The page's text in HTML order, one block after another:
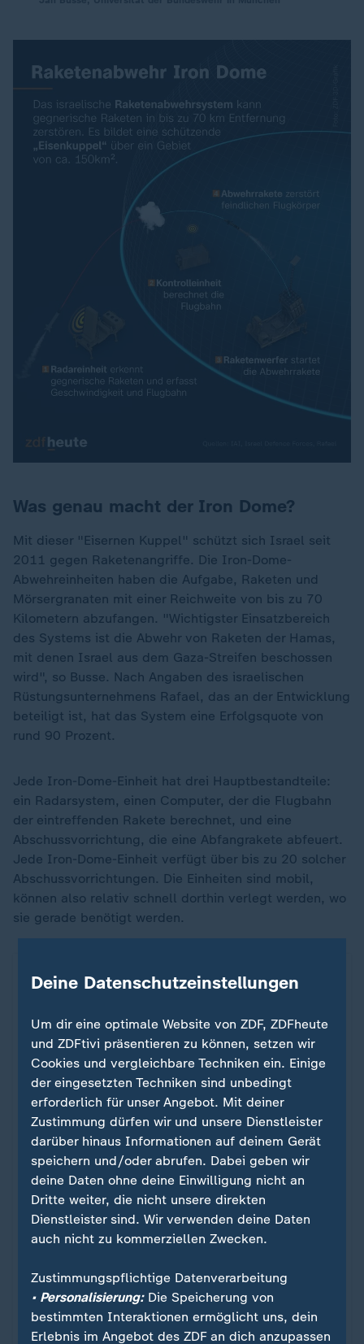
Was genau macht der Iron Dome?
Mit dieser "Eisernen Kuppel" schützt sich Israel seit
2011 gegen Raketenangriffe. Die Iron-Dome-
Abwehreinheiten haben die Aufgabe, Raketen und
Mörsergranaten mit einer Reichweite von bis zu 70
Kilometern abzufangen. "Wichtigster Einsatzbereich
des Systems ist die Abwehr von Raketen der Hamas,
mit denen Israel aus dem Gaza-Streifen beschossen
wird", so Busse. Nach Angaben des israelischen
Rüstungsunternehmens Rafael, das an der Entwicklung
beteiligt ist, hat das System eine Erfolgsquote von
rund 90 Prozent.
Jede Iron-Dome-Einheit hat drei Hauptbestandteile:
ein Radarsystem, einen Computer, der die Flugbahn
der eintreffenden Rakete berechnet, und eine
Abschussvorrichtung, die eine Abfangrakete abfeuert.
Jede Iron-Dome-Einheit verfügt über bis zu 20 solcher
Abschussvorrichtungen. Die Einheiten sind mobil,
können also relativ schnell dorthin verlegt werden, wo
sie gerade benötigt werden.
ZDFheute Infografik
Ein Klick für den Datenschutz
Für die Darstellung von ZDFheute Infografiken
nutzen wir die Software von Datawrapper. Erst
wenn Sie hier klicken, werden die Grafiken
nachgeladen. Ihre IP-Adresse wird dabei an
externe Server von Datawrapper übertragen.
Über den Datenschutz von Datawrapper
können Sie sich auf der Seite des Anbieters
informieren. Um Ihre künftigen Besuche zu
erleichtern, speichern wir Ihre Zustimmung in
Zustimmung können Sie im Bereich „Meine
News“ jederzeit widerrufen.
Infografiken anzeigen
Deine Datenschutzeinstellungen
Um dir eine optimale Website von ZDF, ZDFheute
und ZDFtivi präsentieren zu können, setzen wir
Cookies und vergleichbare Techniken ein. Einige
der eingesetzten Techniken sind unbedingt
erforderlich für unser Angebot. Mit deiner
Zustimmung dürfen wir und unsere Dienstleister
darüber hinaus Informationen auf deinem Gerät
speichern und/oder abrufen. Dabei geben wir
deine Daten ohne deine Einwilligung nicht an
Dritte weiter, die nicht unsere direkten
Dienstleister sind. Wir verwenden deine Daten
auch nicht zu kommerziellen Zwecken.
Zustimmungspflichtige Datenverarbeitung
• Personalisierung:Die Speicherung von
bestimmten Interaktionen ermöglicht uns, dein
Erlebnis im Angebot des ZDF an dich anzupassen